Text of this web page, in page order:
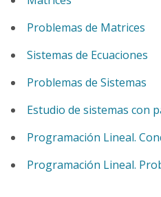
Problemas de Matrices
Sistemas de Ecuaciones
Problemas de Sistemas
Estudio de sistemas con
Programación Lineal.
Programación Lineal.